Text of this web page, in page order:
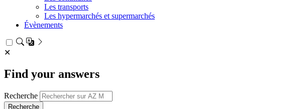
Les transports
Les hypermarchés et supermarchés
Évènements
✕
Find your answers
Recherche